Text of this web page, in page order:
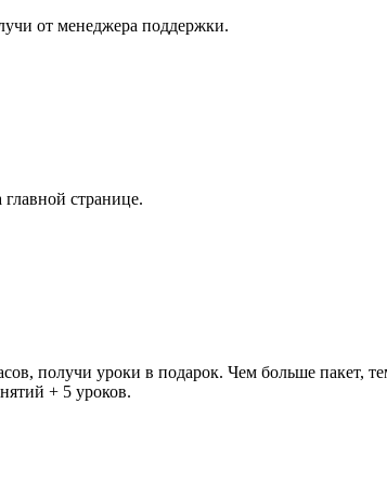
от менеджера поддержки.
странице.
получи уроки в подарок. Чем больше пакет,
+ 5 уроков.